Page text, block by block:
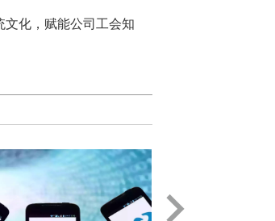
文化，赋能公司工会知